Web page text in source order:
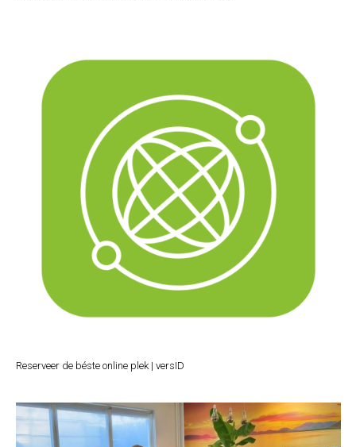
Reserveer de béste online plek | versID